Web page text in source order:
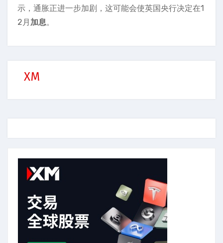
示，通胀正进一步加剧，这可能会使英国央行决定在1
2月 加息。
XM